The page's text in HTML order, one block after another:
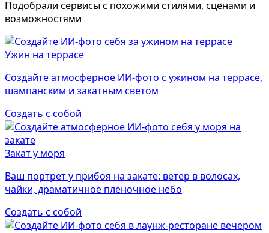
Подобрали сервисы с похожими стилями, сценами и
возможностями
Ужин на террасе
Создайте атмосферное ИИ-фото с ужином на террасе,
шампанским и закатным светом
Создать с собой
Закат у моря
Ваш портрет у прибоя на закате: ветер в волосах,
чайки, драматичное плёночное небо
Создать с собой